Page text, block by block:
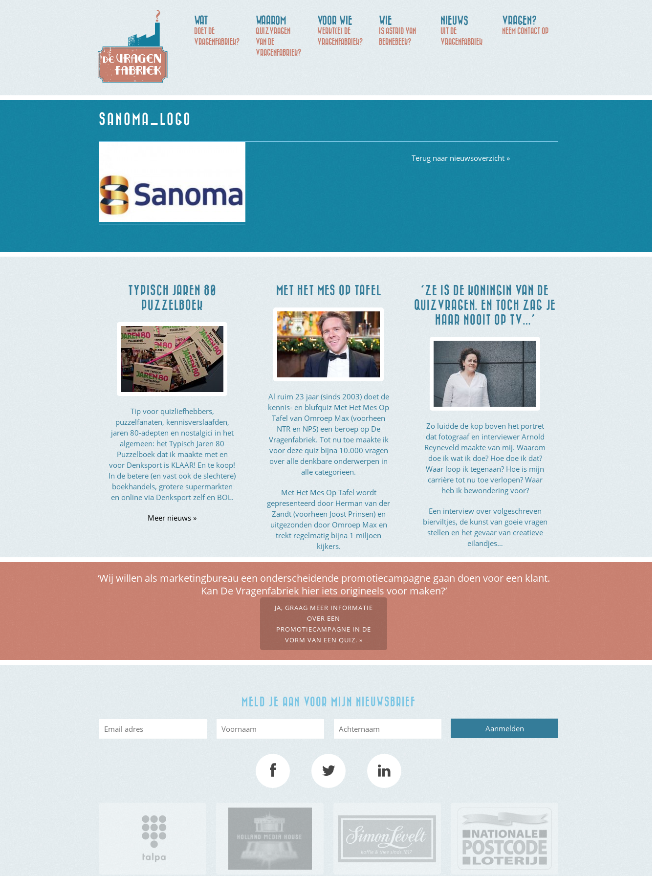
WAT
DOET DE
VRAGENFABRIEK?
WAAROM
QUIZVRAGEN
VAN DE
VRAGENFABRIEK?
VOOR WIE
WERKT(E) DE
VRAGENFABRIEK?
WIE
IS ASTRID VAN
BERNEBEEK?
NIEUWS
UIT DE
VRAGENFABRIEK
VRAGEN?
NEEM CONTACT OP
SANOMA_LOGO
Terug naar nieuwsoverzicht »
TYPISCH JAREN 80
PUZZELBOEK
Tip voor quizliefhebbers,
puzzelfanaten, kennisverslaafden,
jaren 80-adepten en nostalgici in het
algemeen: het Typisch Jaren 80
Puzzelboek dat ik maakte met en
voor Denksport is KLAAR! En te koop!
In de betere (en vast ook de slechtere)
boekhandels, grotere supermarkten
en online via Denksport zelf en BOL.
Meer nieuws »
MET HET MES OP TAFEL
Al ruim 23 jaar (sinds 2003) doet de
kennis- en blufquiz Met Het Mes Op
Tafel van Omroep Max (voorheen
NTR en NPS) een beroep op De
Vragenfabriek. Tot nu toe maakte ik
voor deze quiz bijna 10.000 vragen
over alle denkbare onderwerpen in
alle categorieën.
Met Het Mes Op Tafel wordt
gepresenteerd door Herman van der
Zandt (voorheen Joost Prinsen) en
uitgezonden door Omroep Max en
trekt regelmatig bijna 1 miljoen
kijkers.
‘ZE IS DE KONINGIN VAN DE
QUIZVRAGEN. EN TOCH ZAG JE
HAAR NOOIT OP TV…’
Zo luidde de kop boven het portret
dat fotograaf en interviewer Arnold
Reyneveld maakte van mij. Waarom
doe ik wat ik doe? Hoe doe ik dat?
Waar loop ik tegenaan? Hoe is mijn
carrière tot nu toe verlopen? Waar
heb ik bewondering voor?
Een interview over volgeschreven
bierviltjes, de kunst van goeie vragen
stellen en het gevaar van creatieve
eilandjes…
‘Wij willen als marketingbureau een onderscheidende promotiecampagne gaan doen voor een klant.
Kan De Vragenfabriek hier iets origineels voor maken?’
JA, GRAAG MEER INFORMATIE
OVER EEN
PROMOTIECAMPAGNE IN DE
VORM VAN EEN QUIZ. »
MELD JE AAN VOOR MIJN NIEUWSBRIEF